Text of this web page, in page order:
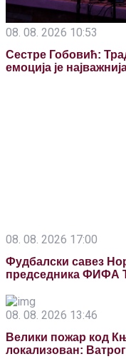
08. 08. 2026 10:53
Сестре Гобовић:
емоција је
08. 08. 2026 17:00
Фудбалски савез
председника ФИФА
08. 08. 2026 13:46
Велики пожар код
локализован: